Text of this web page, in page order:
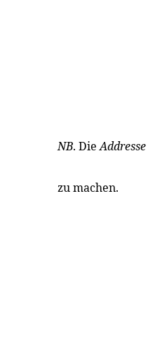
NB. DieAddresse
zu machen.